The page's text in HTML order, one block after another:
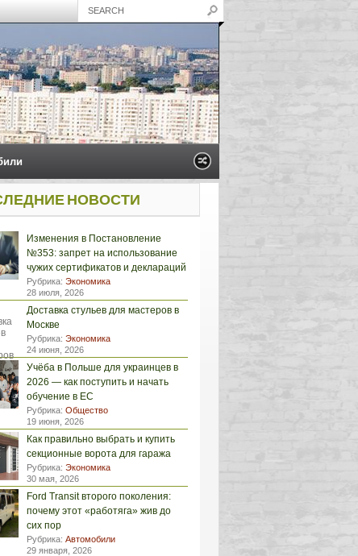
НОВОСТИ
Изменения в Постановление
№353: запрет на использование
чужих сертификатов и деклараций
Рубрика: Экономика
28 июля, 2026
Доставка стульев для мастеров в
Москве
Рубрика: Экономика
24 июня, 2026
Учёба в Польше для украинцев в
2026 — как поступить и начать
обучение в ЕС
Рубрика: Общество
19 июня, 2026
Как правильно выбрать и купить
секционные ворота для гаража
Рубрика: Экономика
30 мая, 2026
Ford Transit второго поколения:
почему этот «работяга» жив до
сих пор
Рубрика: Автомобили
29 января, 2026